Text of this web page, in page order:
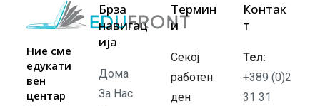
Ние сме
едукати
вен
центар
Брза
навигац
ија
Дома
За Нас
Термин
и
Секој
работен
ден
Контак
т
Тел:
+389 (0)2
31 31